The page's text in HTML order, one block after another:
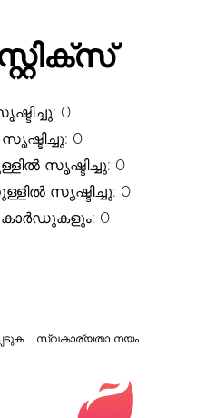
0
0
സൃഷ്ടിച്ചു: 0
സൃഷ്ടിച്ചു: 0
0
സ്വകാര്യതാ നയം